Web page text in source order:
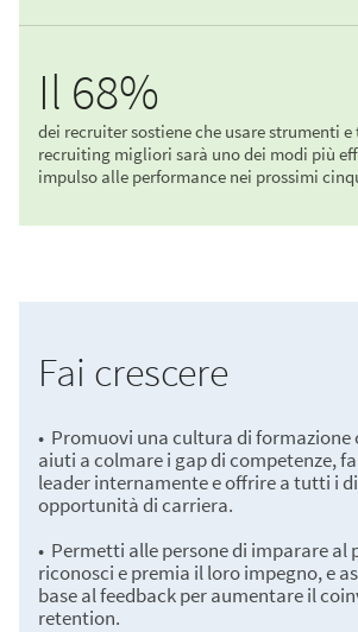
Il 68%
dei recruiter sostiene che usare strumenti
recruiting migliori sarà uno dei modi più
impulso alle performance nei prossimi
Fai crescere
• Promuovi una cultura di formazione
aiuti a colmare i gap di competenze,
leader internamente e offrire a tutti i
opportunità di carriera.
• Permetti alle persone di imparare
riconosci e premia il loro impegno, e
base al feedback per aumentare il
retention.